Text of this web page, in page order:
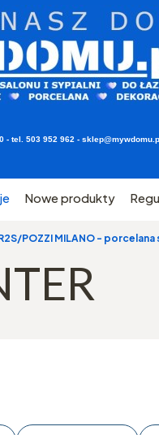
- tel. 503 952 962 -
Nowe produkty
POZZI MILANO -